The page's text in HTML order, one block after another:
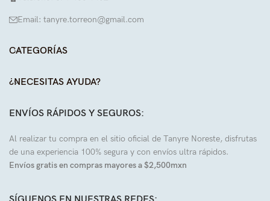
Email: tanyre.torreon@gmail.com
CATEGORÍAS
¿NECESITAS AYUDA?
ENVÍOS RÁPIDOS Y SEGUROS:
Al realizar tu compra en el sitio oficial de Tanyre Noreste, disfrutas
de una experiencia 100% segura y con envíos ultra rápidos.
Envíos gratis en compras mayores a $2,500mxn